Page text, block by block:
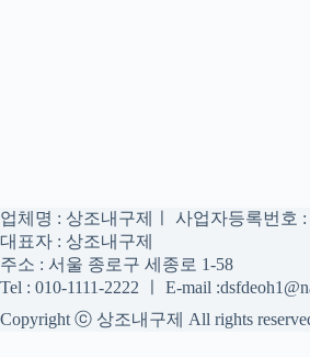
업체명 : 상조내구제ㅣ 사업자등록번호 :
대표자 : 상조내구제
주소 : 서울 종로구 세종로 1-58
Tel : 010-1111-2222 ㅣ E-mail
Copyright ⓒ 상조내구제 All rights